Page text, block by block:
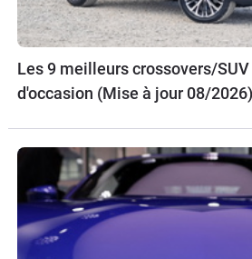
Les 9 meilleurs crossovers/
d'occasion (Mise à jour 08/2026)